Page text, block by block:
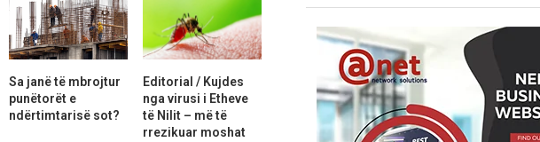
Sa janë të mbrojtur
punëtorët e
ndërtimtarisë sot?
Editorial / Kujdes
nga virusi i Etheve
të Nilit – më të
rrezikuar moshat